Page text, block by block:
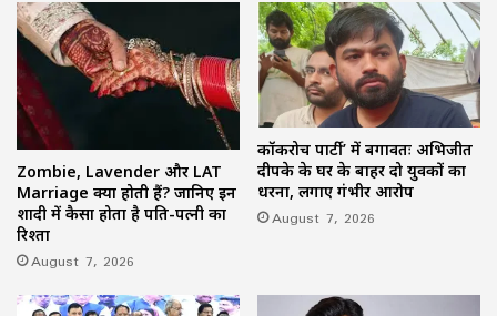
Zombie, Lavender और LAT
Marriage क्या होती हैं? जानिए इन
शादी में कैसा होता है पति-पत्नी का
रिश्ता
August 7, 2026
कॉकरोच पार्टी’ में बगावतः अभिजीत
दीपके के घर के बाहर दो युवकों का
धरना, लगाए गंभीर आरोप
August 7, 2026